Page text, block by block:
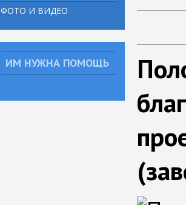
ФОТО И ВИДЕО
ИМ НУЖНА ПОМОЩЬ